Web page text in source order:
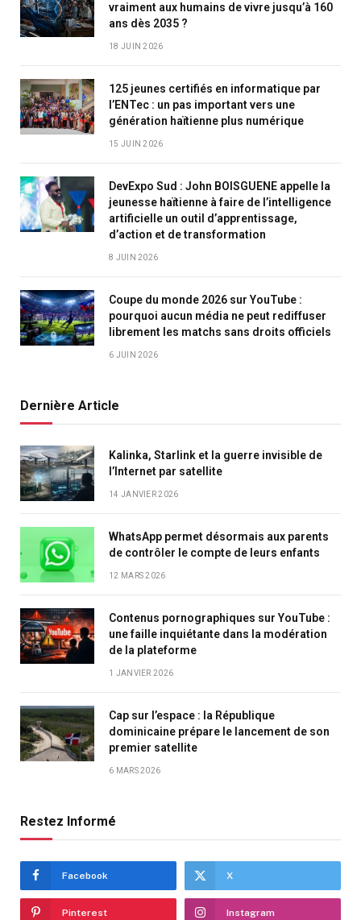
vraiment aux humains de vivre jusqu’à 160
ans dès 2035 ?
18 JUIN 2026
125 jeunes certifiés en informatique par
l’ENTec : un pas important vers une
génération haïtienne plus numérique
15 JUIN 2026
DevExpo Sud : John BOISGUENE appelle la
jeunesse haïtienne à faire de l’intelligence
artificielle un outil d’apprentissage,
d’action et de transformation
8 JUIN 2026
Coupe du monde 2026 sur YouTube :
pourquoi aucun média ne peut rediffuser
librement les matchs sans droits officiels
6 JUIN 2026
Dernière Article
Kalinka, Starlink et la guerre invisible de
l’Internet par satellite
14 JANVIER 2026
WhatsApp permet désormais aux parents
de contrôler le compte de leurs enfants
12 MARS 2026
Contenus pornographiques sur YouTube :
une faille inquiétante dans la modération
de la plateforme
1 JANVIER 2026
Cap sur l’espace : la République
dominicaine prépare le lancement de son
premier satellite
6 MARS 2026
Restez Informé
Facebook X
Pinterest Instagram